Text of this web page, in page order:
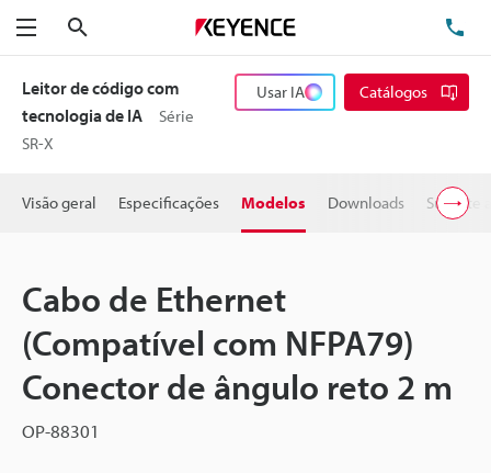
Menu
Leitor de código com
tecnologia de IA
Série
SR-X
Usar IA Catálogos
Visão geral Especificações Modelos Downloads Suporte
Cabo de Ethernet
(Compatível com NFPA79)
Conector de ângulo reto 2 m
OP-88301